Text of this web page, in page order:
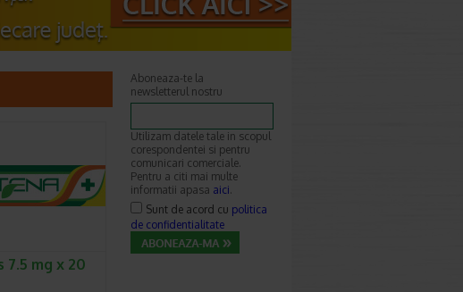
7.5 mg x 20
Aboneaza-te la
newsletterul nostru
Utilizam datele tale in scopul
corespondentei si pentru
comunicari comerciale.
Pentru a citi mai multe
informatii apasa aici.
Sunt de acord cu politica
de confidentialitate